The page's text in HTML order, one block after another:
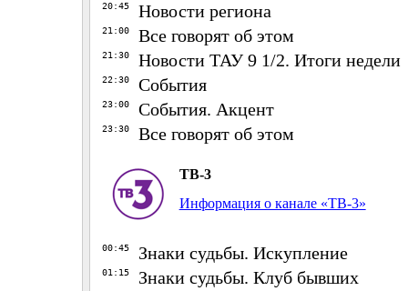
20:45 Новости региона
21:00 Все говорят об этом
21:30 Новости ТАУ 9 1/2. Итоги недели
22:30 События
23:00 События. Акцент
23:30 Все говорят об этом
ТВ-3
Информация о канале «ТВ-3»
00:45 Знаки судьбы. Искупление
01:15 Знаки судьбы. Клуб бывших